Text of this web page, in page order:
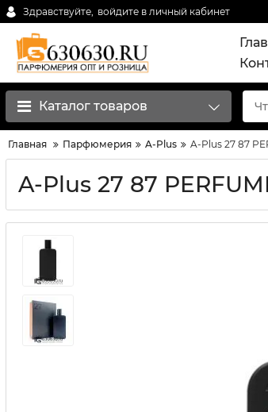
Здравствуйте, войдите в личный кабинет
Каталог товаров
Главная Парфюмерия A-Plus A-Plus 27 87
A-Plus 27 87